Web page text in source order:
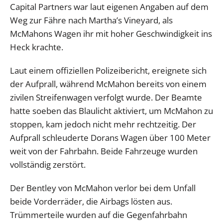
Capital Partners war laut eigenen Angaben auf dem
Weg zur Fähre nach Martha’s Vineyard, als
McMahons Wagen ihr mit hoher Geschwindigkeit ins
Heck krachte.
Laut einem offiziellen Polizeibericht, ereignete sich
der Aufprall, während McMahon bereits von einem
zivilen Streifenwagen verfolgt wurde. Der Beamte
hatte soeben das Blaulicht aktiviert, um McMahon zu
stoppen, kam jedoch nicht mehr rechtzeitig. Der
Aufprall schleuderte Dorans Wagen über 100 Meter
weit von der Fahrbahn. Beide Fahrzeuge wurden
vollständig zerstört.
Der Bentley von McMahon verlor bei dem Unfall
beide Vorderräder, die Airbags lösten aus.
Trümmerteile wurden auf die Gegenfahrbahn